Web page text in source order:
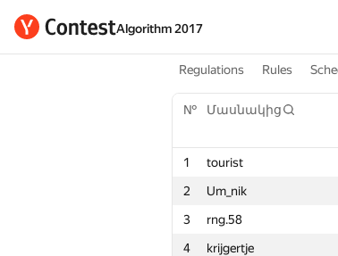
Algorithm 2017
Regulations Rules
№ Մասնակից
1 tourist
2
Um_nik
3
rng.58
4
krijgertje